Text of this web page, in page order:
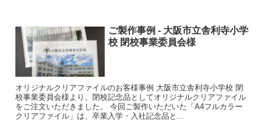
ご製作事例 - 大阪市立舎利寺小学
校 閉校事業委員会様
オリジナルクリアファイルのお客様事例 大阪市立舎利寺小学校 閉
校事業委員会様より、閉校記念品としてオリジナルクリアファイル
をご注文いただきました。 今回ご製作いただいた「A4フルカラー
クリアファイル」は、卒業入学・入社記念品と...